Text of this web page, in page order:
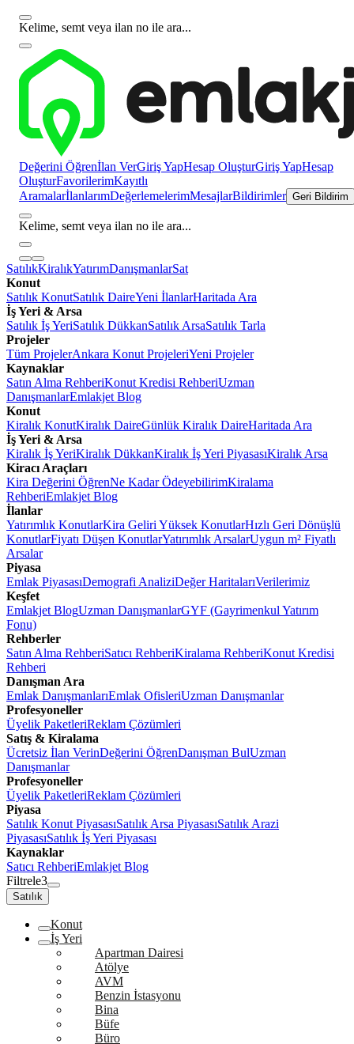
Kelime, semt veya ilan no ile ara...
Değerini Öğrenİlan VerGiriş YapHesap OluşturGiriş YapHesap
OluşturFavorilerimKayıtlı
AramalarİlanlarımDeğerlemelerimMesajlarBildirimler Geri Bildirim
Kelime, semt veya ilan no ile ara...
SatılıkKiralıkYatırımDanışmanlarSat
Konut
Satılık KonutSatılık DaireYeni İlanlarHaritada Ara
İş Yeri & Arsa
Satılık İş YeriSatılık DükkanSatılık ArsaSatılık Tarla
Projeler
Tüm ProjelerAnkara Konut ProjeleriYeni Projeler
Kaynaklar
Satın Alma RehberiKonut Kredisi RehberiUzman
DanışmanlarEmlakjet Blog
Konut
Kiralık KonutKiralık DaireGünlük Kiralık DaireHaritada Ara
İş Yeri & Arsa
Kiralık İş YeriKiralık DükkanKiralık İş Yeri PiyasasıKiralık Arsa
Kiracı Araçları
Kira Değerini ÖğrenNe Kadar ÖdeyebilirimKiralama
RehberiEmlakjet Blog
İlanlar
Yatırımlık KonutlarKira Geliri Yüksek KonutlarHızlı Geri Dönüşlü
KonutlarFiyatı Düşen KonutlarYatırımlık ArsalarUygun m² Fiyatlı
Arsalar
Piyasa
Emlak PiyasasıDemografi AnaliziDeğer HaritalarıVerilerimiz
Keşfet
Emlakjet BlogUzman DanışmanlarGYF (Gayrimenkul Yatırım
Fonu)
Rehberler
Satın Alma RehberiSatıcı RehberiKiralama RehberiKonut Kredisi
Rehberi
Danışman Ara
Emlak DanışmanlarıEmlak OfisleriUzman Danışmanlar
Profesyoneller
Üyelik PaketleriReklam Çözümleri
Satış & Kiralama
Ücretsiz İlan VerinDeğerini ÖğrenDanışman BulUzman
Danışmanlar
Profesyoneller
Üyelik PaketleriReklam Çözümleri
Piyasa
Satılık Konut PiyasasıSatılık Arsa PiyasasıSatılık Arazi
PiyasasıSatılık İş Yeri Piyasası
Kaynaklar
Satıcı RehberiEmlakjet Blog
Filtrele3
Satılık
Konut
İş Yeri
Apartman Dairesi
Atölye
AVM
Benzin İstasyonu
Bina
Büfe
Büro